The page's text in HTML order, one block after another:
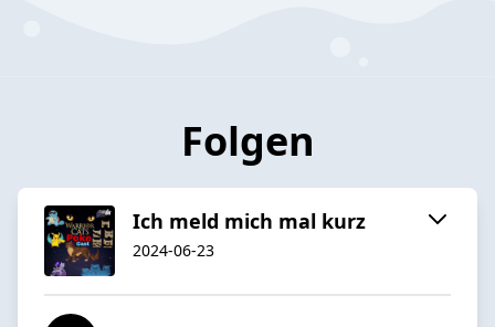
Folgen
Ich meld mich mal kurz
2024-06-23